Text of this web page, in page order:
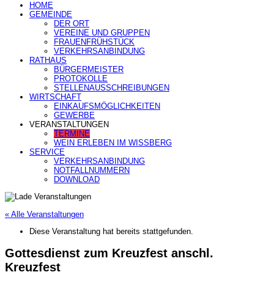
HOME
GEMEINDE
DER ORT
VEREINE UND GRUPPEN
FRAUENFRÜHSTÜCK
VERKEHRSANBINDUNG
RATHAUS
BÜRGERMEISTER
PROTOKOLLE
STELLENAUSSCHREIBUNGEN
WIRTSCHAFT
EINKAUFSMÖGLICHKEITEN
GEWERBE
VERANSTALTUNGEN
TERMINE
WEIN ERLEBEN IM WISSBERG
SERVICE
VERKEHRSANBINDUNG
NOTFALLNUMMERN
DOWNLOAD
« Alle Veranstaltungen
Diese Veranstaltung hat bereits stattgefunden.
Gottesdienst zum Kreuzfest anschl.
Kreuzfest